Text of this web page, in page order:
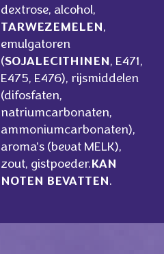
dextrose, alcohol,
TARWEZEMELEN ,
emulgatoren
(SOJALECITHINEN , E471,
E475, E476), rijsmiddelen
(difosfaten,
natriumcarbonaten,
ammoniumcarbonaten),
aroma's (bevat MELK),
zout, gistpoeder. KAN
NOTEN BEVATTEN .